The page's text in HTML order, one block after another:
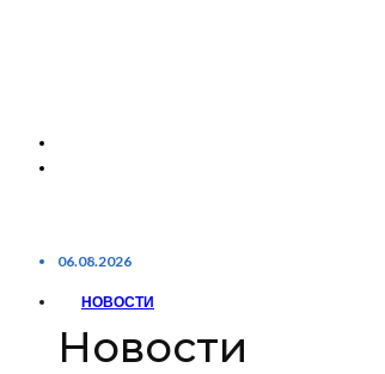
06.08.2026
НОВОСТИ
Новости